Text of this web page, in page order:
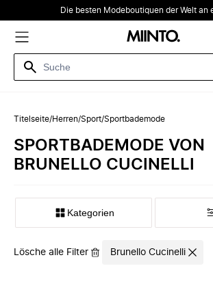
Die besten Modeboutiquen der Welt an
Titelseite/Herren/Sport/Sportbademode
SPORTBADEMODE VON
BRUNELLO CUCINELLI
Kategorien
Lösche alle Filter Brunello Cucinelli